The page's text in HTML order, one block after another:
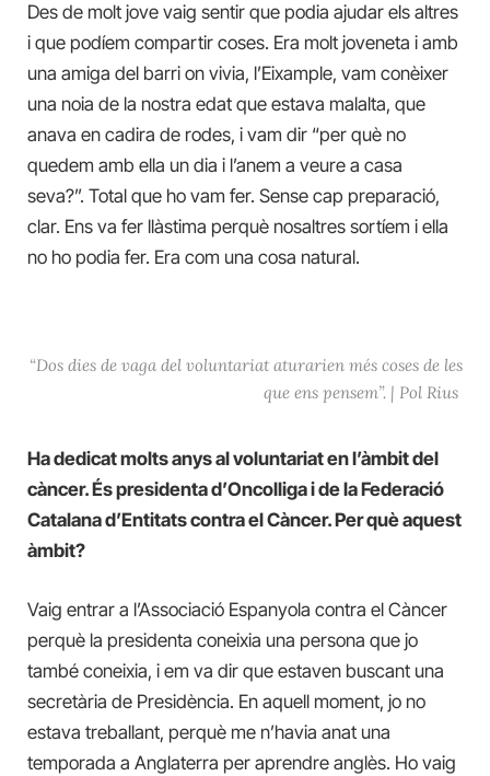
Des de molt jove vaig sentir que podia ajudar els altres
i que podíem compartir coses. Era molt joveneta i amb
una amiga del barri on vivia, l’Eixample, vam conèixer
una noia de la nostra edat que estava malalta, que
anava en cadira de rodes, i vam dir “per què no
quedem amb ella un dia i l’anem a veure a casa
seva?”. Total que ho vam fer. Sense cap preparació,
clar. Ens va fer llàstima perquè nosaltres sortíem i ella
no ho podia fer. Era com una cosa natural.
“Dos dies de vaga del voluntariat aturarien més coses de les
que ens pensem”. | Pol Rius
Ha dedicat molts anys al voluntariat en l’àmbit del
càncer. És presidenta d’Oncolliga i de la Federació
Catalana d’Entitats contra el Càncer. Per què aquest
àmbit?
Vaig entrar a l’Associació Espanyola contra el Càncer
perquè la presidenta coneixia una persona que jo
també coneixia, i em va dir que estaven buscant una
secretària de Presidència. En aquell moment, jo no
estava treballant, perquè me n’havia anat una
temporada a Anglaterra per aprendre anglès. Ho vaig